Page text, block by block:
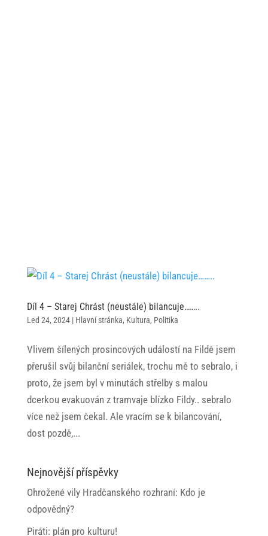
Díl 4 – Starej Chrást (neustále) bilancuje……..
Led 24, 2024| Hlavní stránka, Kultura, Politika
Vlivem šílených prosincových událostí na Fildě jsem
přerušil svůj bilanční seriálek, trochu mě to sebralo, i
proto, že jsem byl v minutách střelby s malou
dcerkou evakuován z tramvaje blízko Fildy.. sebralo
více než jsem čekal. Ale vracím se k bilancování,
dost pozdě,...
Nejnovější příspěvky
Ohrožené vily Hradčanského rozhraní: Kdo je
odpovědný?
Piráti: plán pro kulturu!